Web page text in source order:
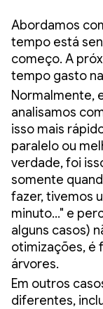
Abordamos
tempo está
começo. A
tempo gasto
Normalmente,
analisamos
isso mais
paralelo ou
verdade, foi
somente
fazer, tivemos
minuto…" e
alguns casos)
otimizações, é
árvores.
Em outros
diferentes,